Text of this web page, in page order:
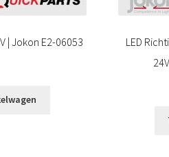
| Jokon E2-06053
LED